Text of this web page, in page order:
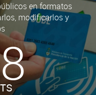
en formatos
modificarlos y